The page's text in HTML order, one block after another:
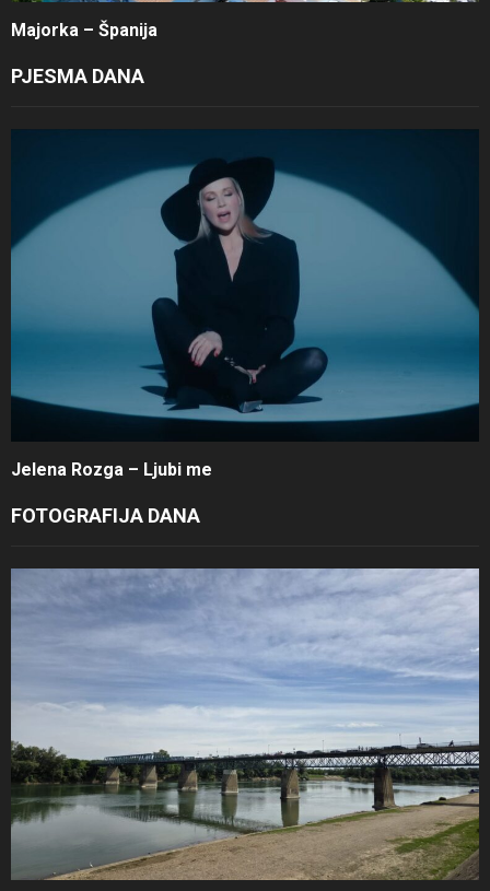
Majorka – Španija
PJESMA DANA
Jelena Rozga – Ljubi me
FOTOGRAFIJA DANA